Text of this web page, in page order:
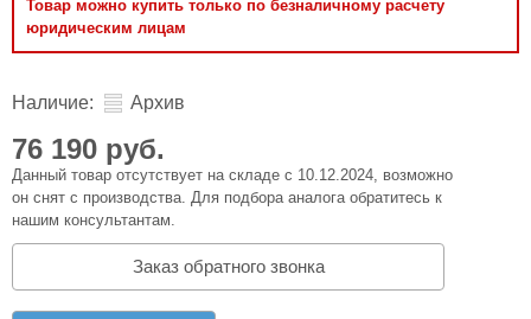
Товар можно купить только по безналичному расчету
юридическим лицам
Наличие: Архив
76 190 руб.
Данный товар отсутствует на складе с 10.12.2024, возможно
он снят с производства. Для подбора аналога обратитесь к
нашим консультантам.
Заказ обратного звонка